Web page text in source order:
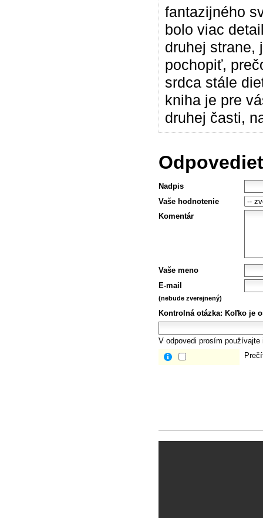
fantazijného
bolo viac
druhej strane,
pochopiť,
srdca stále
kniha je pre
druhej časti,
Nadpis
Vaše hodnotenie
Komentár
Vaše meno
E-mail
(nebude zverejnený)
Kontrolná otázka: Koľko je
V odpovedi prosím